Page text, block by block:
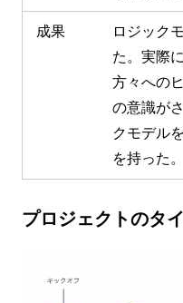
成果
ロジック
た。実際
方々への
の意識が
クモデル
を持った。
プロジェクトのタ